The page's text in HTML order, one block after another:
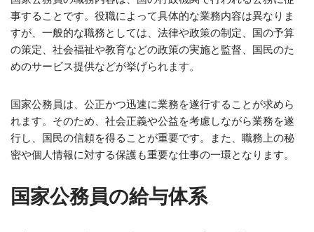
事することです。役職によって具体的な業務内容は異なりま
すが、一般的な職務としては、法律や政策の制定、国の予算
の策定、社会福祉や教育などの政策の実施と監督、国民のた
めのサービス提供などが挙げられます。
国家公務員は、公正かつ迅速に業務を遂行することが求めら
れます。そのため、社会正義や公益を考慮しながら業務を遂
行し、国民の信頼を得ることが重要です。また、職務上の秘
密や個人情報に対する保護も重要な仕事の一環となります。
国家公務員の給与体系